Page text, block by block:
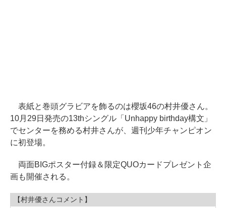
表紙と巻頭グラビアを飾るのは櫻坂46の村井優さん。
10月29日発売の13thシングル「Unhappy birthday構文」
でセンターを務める村井さんが、週刊少年チャンピオン
に初登場。
両面BIGポスター付録＆限定QUOカードプレゼント企
画も開催される。
【村井優さんコメント】